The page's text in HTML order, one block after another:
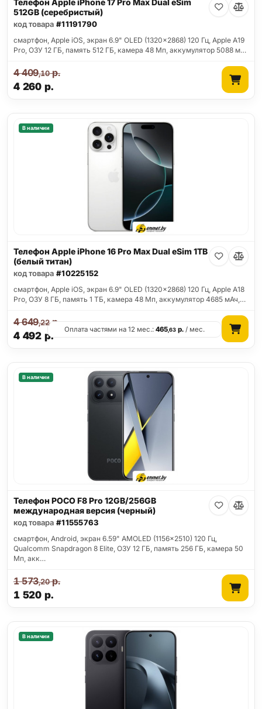
Телефон Apple iPhone 17 Pro Max Dual eSim
512GB (серебристый)
код товара #11191790
смартфон, Apple iOS, экран 6.9" OLED (1320x2868) 120 Гц, Apple A19
Pro, ОЗУ 12 ГБ, память 512 ГБ, камера 48 Мп, аккумулятор 5088 м…
4 260 р.
4 409,10р.
В наличии
Телефон Apple iPhone 16 Pro Max Dual eSim 1TB
(белый титан)
код товара #10225152
смартфон, Apple iOS, экран 6.9" OLED (1320x2868) 120 Гц, Apple A18
Pro, ОЗУ 8 ГБ, память 1 ТБ, камера 48 Мп, аккумулятор 4685 мАч,…
4 492 р.
4 649,22р.
Оплата частями на 12 мес.:465,63 р. / мес.
В наличии
Телефон POCO F8 Pro 12GB/256GB
международная версия (черный)
код товара #11555763
смартфон, Android, экран 6.59" AMOLED (1156x2510) 120 Гц,
Qualcomm Snapdragon 8 Elite, ОЗУ 12 ГБ, память 256 ГБ, камера 50
Мп, акк…
1 520 р.
1 573,20р.
В наличии